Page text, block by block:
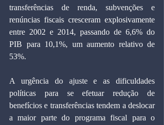
transferências de renda, subvenções e
renúncias fiscais cresceram explosivamente
entre 2002 e 2014, passando de 6,6% do
PIB para 10,1%, um aumento relativo de
53%.
A urgência do ajuste e as dificuldades
políticas para se efetuar redução de
benefícios e transferências tendem a deslocar
a maior parte do programa fiscal para o